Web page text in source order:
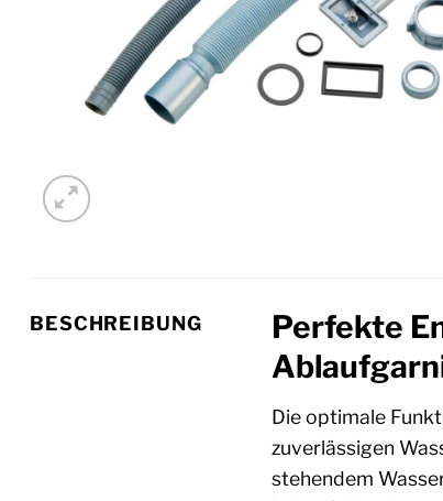
BESCHREIBUNG
Perfekte
Die optimale
zuverlässigen
stehendem